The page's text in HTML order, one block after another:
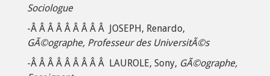
Sociologue
-Â Â Â Â Â Â Â Â Â JOSEPH, Renardo,
GÃ©ographe, Professeur des UniversitÃ©s
-Â Â Â Â Â Â Â Â Â LAUROLE, Sony, GÃ©ographe,